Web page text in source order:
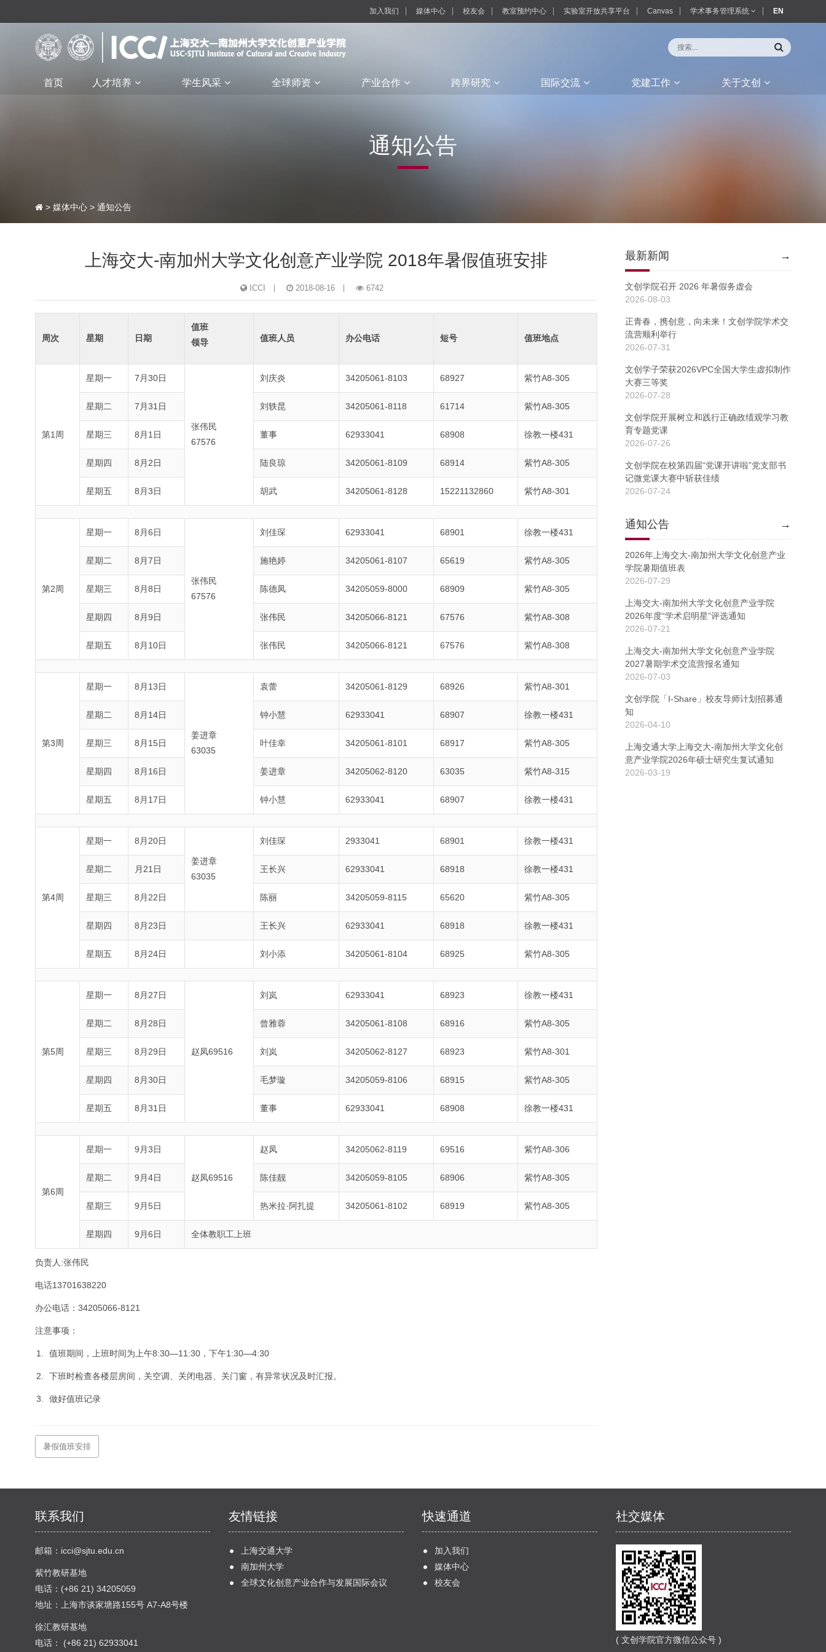
加入我们 媒体中心 校友会 教室预约中心 实验室开放共享平台 Canvas 学术事务管理系统 EN
首页 人才培养 学生风采 全球师资 产业合作 跨界研究 国际交流 党建工作 关于文创
> 媒体中心 > 通知公告
通知公告
上海交大-南加州大学文化创意产业学院 2018年暑假值班安排
ICCI 2018-08-16 6742
周次 星期 日期
值班
领导
值班人员 办公电话 短号 值班地点
第1周
星期一 7月30日
张伟民
67576
刘庆炎 34205061-8103 68927 紫竹A8-305
星期二 7月31日 刘轶昆 34205061-8118 61714 紫竹A8-305
星期三 8月1日 董事 62933041 68908 徐教一楼431
星期四 8月2日 陆良琼 34205061-8109 68914 紫竹A8-305
星期五 8月3日 胡武 34205061-8128 15221132860 紫竹A8-301
第2周
星期一 8月6日
张伟民
67576
刘佳琛 62933041 68901 徐教一楼431
星期二 8月7日 施艳婷 34205061-8107 65619 紫竹A8-305
星期三 8月8日 陈德凤 34205059-8000 68909 紫竹A8-305
星期四 8月9日 张伟民 34205066-8121 67576 紫竹A8-308
星期五 8月10日 张伟民 34205066-8121 67576 紫竹A8-308
第3周
星期一 8月13日
姜进章
63035
袁蕾 34205061-8129 68926 紫竹A8-301
星期二 8月14日 钟小慧 62933041 68907 徐教一楼431
星期三 8月15日 叶佳幸 34205061-8101 68917 紫竹A8-305
星期四 8月16日 姜进章 34205062-8120 63035 紫竹A8-315
星期五 8月17日 钟小慧 62933041 68907 徐教一楼431
第4周
星期一 8月20日
姜进章
63035
刘佳琛 2933041 68901 徐教一楼431
星期二 月21日 王长兴 62933041 68918 徐教一楼431
星期三 8月22日 陈丽 34205059-8115 65620 紫竹A8-305
星期四 8月23日 王长兴 62933041 68918 徐教一楼431
星期五 8月24日 刘小添 34205061-8104 68925 紫竹A8-305
第5周
星期一 8月27日
赵凤69516
刘岚 62933041 68923 徐教一楼431
星期二 8月28日 曾雅蓉 34205061-8108 68916 紫竹A8-305
星期三 8月29日 刘岚 34205062-8127 68923 紫竹A8-301
星期四 8月30日 毛梦璇 34205059-8106 68915 紫竹A8-305
星期五 8月31日 董事 62933041 68908 徐教一楼431
第6周
星期一 9月3日
赵凤69516
赵凤 34205062-8119 69516 紫竹A8-306
星期二 9月4日 陈佳靓 34205059-8105 68906 紫竹A8-305
星期三 9月5日 热米拉·阿扎提 34205061-8102 68919 紫竹A8-305
星期四 9月6日 全体教职工上班
负责人:张伟民
电话13701638220
办公电话：34205066-8121
注意事项：
值班期间，上班时间为上午8:30—11:30，下午1:30—4:30
下班时检查各楼层房间，关空调、关闭电器、关门窗，有异常状况及时汇报。
做好值班记录
暑假值班安排
最新新闻 →
文创学院召开 2026 年暑假务虚会
2026-08-03
正青春，携创意，向未来！文创学院学术交
流营顺利举行
2026-07-31
文创学子荣获2026VPC全国大学生虚拟制作
大赛三等奖
2026-07-28
文创学院开展树立和践行正确政绩观学习教
育专题党课
2026-07-26
文创学院在校第四届“党课开讲啦”党支部书
记微党课大赛中斩获佳绩
2026-07-24
通知公告 →
2026年上海交大-南加州大学文化创意产业
学院暑期值班表
2026-07-29
上海交大-南加州大学文化创意产业学院
2026年度“学术启明星”评选通知
2026-07-21
上海交大-南加州大学文化创意产业学院
2027暑期学术交流营报名通知
2026-07-03
文创学院「I-Share」校友导师计划招募通
知
2026-04-10
上海交通大学上海交大-南加州大学文化创
意产业学院2026年硕士研究生复试通知
2026-03-19
联系我们
邮箱： icci@sjtu.edu.cn
紫竹教研基地
电话：(+86 21) 34205059
地址：上海市谈家塘路155号 A7-A8号楼
徐汇教研基地
电话： (+86 21) 62933041
友情链接
上海交通大学
南加州大学
全球文化创意产业合作与发展国际会议
快速通道
加入我们
媒体中心
校友会
社交媒体
( 文创学院官方微信公众号 )